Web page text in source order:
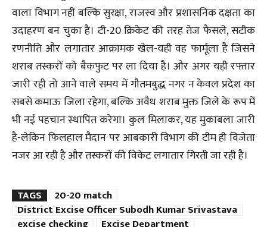
वाला विभाग नहीं बल्कि सुरक्षा, राजस्व और प्रशासनिक दक्षता का
उदाहरण बन चुका है। टी-20 क्रिकेट की तरह तेज फैसले, सटीक
रणनीति और लगातार आक्रामक खेल-यही वह फार्मूला है जिसने
शराब तस्करों को बैकफुट पर ला दिया है। और अगर यही रफ्तार
जारी रही तो आने वाले समय में गौतमबुद्ध नगर न केवल प्रदेश का
सबसे कमाऊ जिला रहेगा, बल्कि अवैध शराब मुक्त जिले के रूप में
भी नई पहचान स्थापित करेगा। कुल मिलाकर, यह मुकाबला जारी
है-लेकिन फिलहाल मैदान पर आबकारी विभाग की टीम ही विजेता
नजर आ रही है और तस्करों की विकेट लगातार गिरती जा रही है।
TAGS
20-20 match
District Excise Officer Subodh Kumar Srivastava